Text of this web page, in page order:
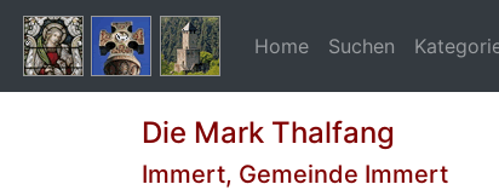
Home Suchen
Die Mark Thalfang
Immert, Gemeinde Immert